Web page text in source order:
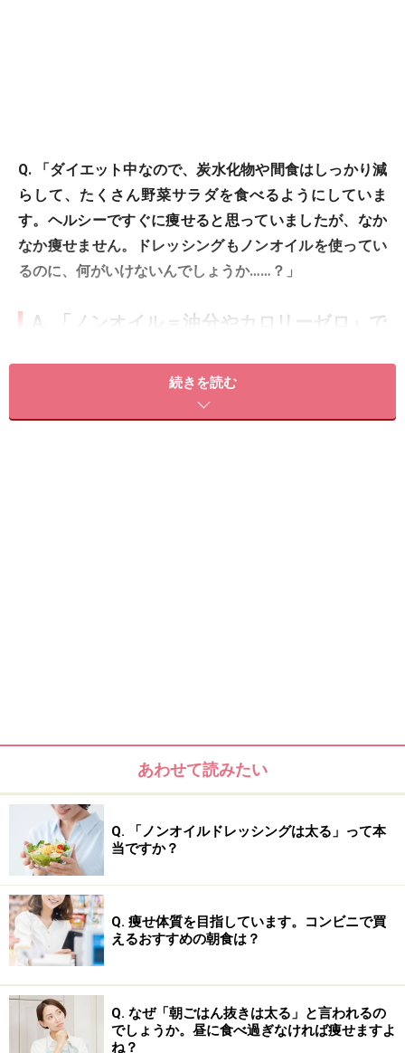
Q. 「ダイエット中なので、炭水化物や間食はしっかり減
らして、たくさん野菜サラダを食べるようにしていま
す。ヘルシーですぐに痩せると思っていましたが、なか
なか痩せません。ドレッシングもノンオイルを使ってい
るのに、何がいけないんでしょうか……？」
A. 「ノンオイル＝油分やカロリーゼロ」で
野菜はビタミン・ミネラル・食物繊維を豊富に含み、ダ
イエット中に積極的に取り入れたい食材です。サラダは
ドレッシングのカロリーは種類によって大きく異なりま
す。1回の使用量を約25gとした場合、マヨネーズは約
150kcal、ゴマドレッシングは約133kcal、シーザードレ
ッシングは約116kcal、フレンチやイタリアンドレッシン
グは約100kcalと、クリーミー系は特に高カロリーです。
一方、和風ドレッシングは約75kcal、和風ノンオイルド
レッシングは約20kcalと低めになっています。
続きを読む
あわせて読みたい
Q. 「ノンオイルドレッシングは太る」って本
当ですか？
Q. 痩せ体質を目指しています。コンビニで買
えるおすすめの朝食は？
Q. なぜ「朝ごはん抜きは太る」と言われるの
でしょうか。昼に食べ過ぎなければ痩せますよ
ね？